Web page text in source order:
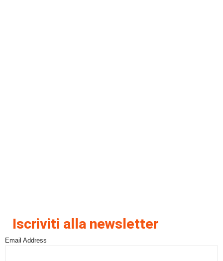
Iscriviti alla newsletter
Email Address